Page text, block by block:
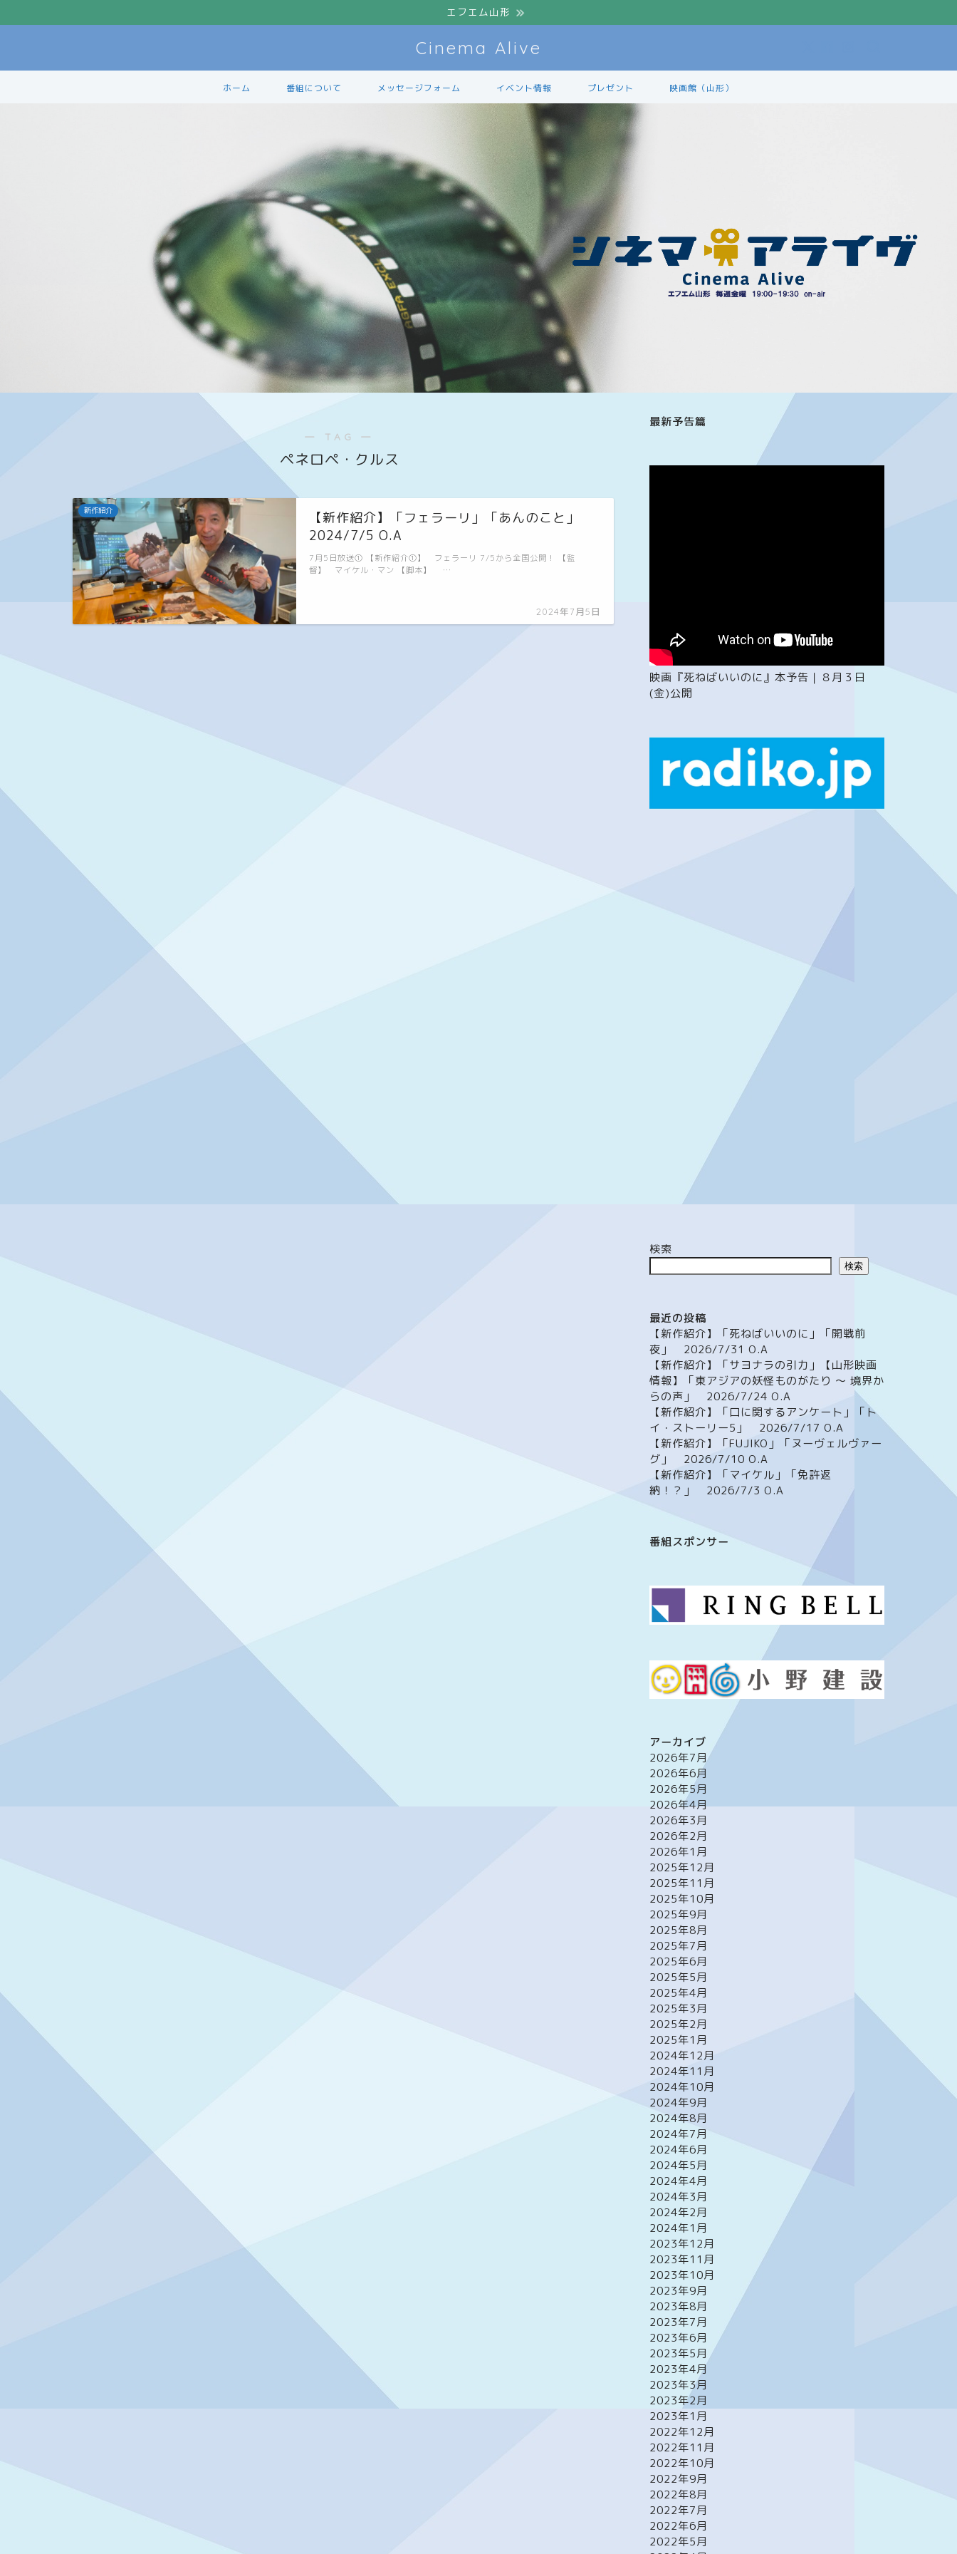
エフエム山形
Cinema Alive
ホーム 番組について メッセージフォーム イベント情報 プレゼント 映画館（山形）
― TAG ―
ペネロペ・クルス
新作紹介
【新作紹介】「フェラーリ」「あんのこと」
2024/7/5 O.A
2024年7月5日
7月5日放送① 【新作紹介①】 フェラーリ 7/5から全国公開！ 【監
督】 マイケル・マン 【脚本】 …
最新予告篇
映画『死ねばいいのに』本予告｜８月３日
(金)公開
検索
検索
最近の投稿
【新作紹介】「死ねばいいのに」「開戦前
夜」 2026/7/31 O.A
【新作紹介】「サヨナラの引力」【山形映画
情報】「東アジアの妖怪ものがたり ～ 境界か
らの声」 2026/7/24 O.A
【新作紹介】「口に関するアンケート」「ト
イ・ストーリー5」 2026/7/17 O.A
【新作紹介】「FUJIKO」「ヌーヴェルヴァー
グ」 2026/7/10 O.A
【新作紹介】「マイケル」「免許返
納！？」 2026/7/3 O.A
番組スポンサー
アーカイブ
2026年7月
2026年6月
2026年5月
2026年4月
2026年3月
2026年2月
2026年1月
2025年12月
2025年11月
2025年10月
2025年9月
2025年8月
2025年7月
2025年6月
2025年5月
2025年4月
2025年3月
2025年2月
2025年1月
2024年12月
2024年11月
2024年10月
2024年9月
2024年8月
2024年7月
2024年6月
2024年5月
2024年4月
2024年3月
2024年2月
2024年1月
2023年12月
2023年11月
2023年10月
2023年9月
2023年8月
2023年7月
2023年6月
2023年5月
2023年4月
2023年3月
2023年2月
2023年1月
2022年12月
2022年11月
2022年10月
2022年9月
2022年8月
2022年7月
2022年6月
2022年5月